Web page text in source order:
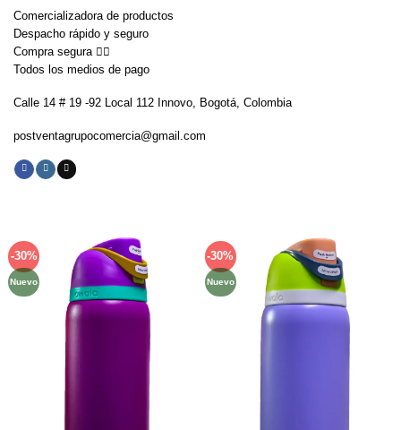
Comercializadora de productos
Despacho rápido y seguro
Compra segura 👇🏼
Todos los medios de pago
Calle 14 # 19 -92 Local 112 Innovo, Bogotá, Colombia
postventagrupocomercia@gmail.com
-30%
Nuevo
deseos
-30%
Nuevo
lista de
deseos